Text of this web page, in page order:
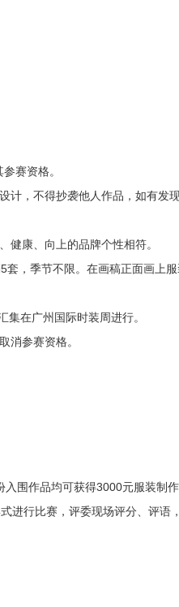
赛资格。
计，不得抄袭他人作品，如有发
健康、向上的品牌个性相符。
，季节不限。在画稿正面画上
在广州国际时装周进行。
消参赛资格。
围作品均可获得3000元服装制作
进行比赛，评委现场评分、评语